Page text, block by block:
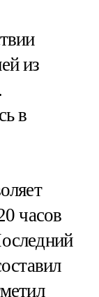
из
в
часов